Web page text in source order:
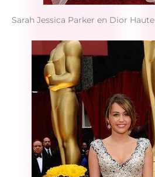
Sarah Jessica Parker en Dior